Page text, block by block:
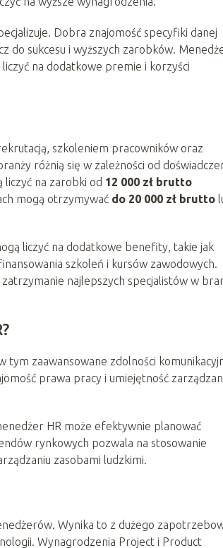
Dobra znajomość specyfiki danej
do sukcesu i wyższych zarobków.
na dodatkowe premie i korzyści
szkoleniem pracowników oraz
różnią się w zależności od
liczyć na zarobki od 12 000 zł brutto
mogą otrzymywać do 20 000 zł brutto
liczyć na dodatkowe benefity, takie jak
szkoleń i kursów zawodowych.
najlepszych specjalistów w
tym zaawansowane zdolności
prawa pracy i umiejętność
HR może efektywnie planować
rynkowych pozwala na stosowanie
zasobami ludzkimi.
Wynika to z dużego
Wynagrodzenia Project i Product